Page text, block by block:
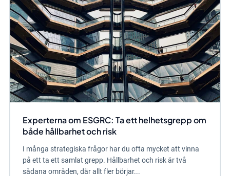
Experterna om ESGRC: Ta ett helhetsgrepp om
både hållbarhet och risk
I många strategiska frågor har du ofta mycket att vinna
på ett ta ett samlat grepp. Hållbarhet och risk är två
sådana områden, där allt fler börjar...